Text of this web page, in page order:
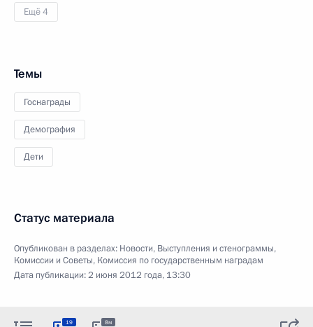
Ещё 4
Темы
Госнаграды
Демография
Дети
Статус материала
Опубликован в разделах: Новости, Выступления и стенограммы,
Комиссии и Советы, Комиссия по государственным наградам
Дата публикации:2 июня 2012 года, 13:30
19 8м